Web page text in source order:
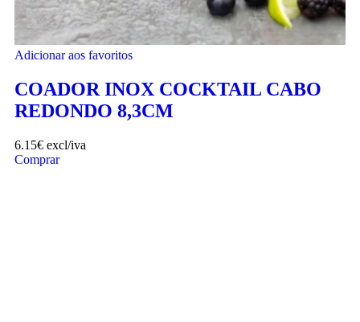
Adicionar aos favoritos
COADOR INOX COCKTAIL CABO
REDONDO 8,3CM
6.15€ excl/iva
Comprar